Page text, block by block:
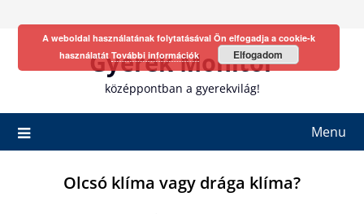
Gyerek Monitor
középpontban a gyerekvilág!
Menu
Olcsó klíma vagy drága klíma?
A weboldal használatának folytatásával Ön elfogadja a cookie-k
használatát További információk Elfogadom